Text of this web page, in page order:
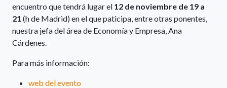
encuentro que tendrá lugar el 12 de noviembre de 19 a
21 (h de Madrid) en el que paticipa, entre otras ponentes,
nuestra jefa del área de Economía y Empresa, Ana
Cárdenes.
Para más información:
web del evento